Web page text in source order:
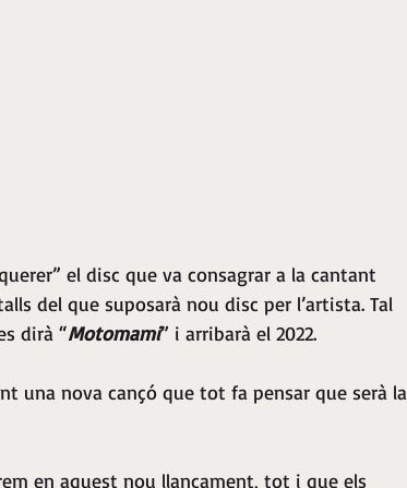
el disc que va consagrar a la cantant
del que suposarà nou disc per l’artista. Tal
dirà “Motomami” i arribarà el 2022.
una nova cançó que tot fa pensar que serà la
en aquest nou llançament, tot i que els